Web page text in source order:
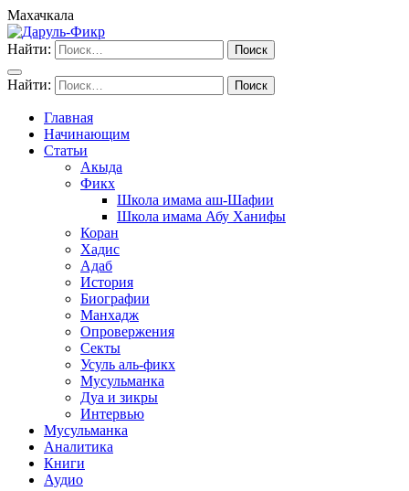
Махачкала
Найти:
Найти:
Главная
Начинающим
Статьи
Акыда
Фикх
Школа имама аш-Шафии
Школа имама Абу Ханифы
Коран
Хадис
Адаб
История
Биографии
Манхадж
Опровержения
Секты
Усуль аль-фикх
Мусульманка
Дуа и зикры
Интервью
Мусульманка
Аналитика
Книги
Аудио